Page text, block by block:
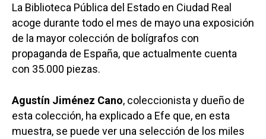
La Biblioteca Pública del Estado en Ciudad Real
acoge durante todo el mes de mayo una exposición
de la mayor colección de bolígrafos con
propaganda de España, que actualmente cuenta
con 35.000 piezas.
Agustín Jiménez Cano, coleccionista y dueño de
esta colección, ha explicado a Efe que, en esta
muestra, se puede ver una selección de los miles